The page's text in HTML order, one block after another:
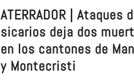
ATERRADOR | Ataques
sicarios deja dos
en los cantones de
y Montecristi